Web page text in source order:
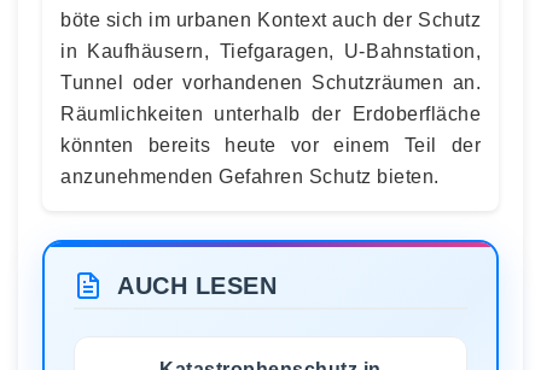
böte sich im urbanen Kontext auch der Schutz
in Kaufhäusern, Tiefgaragen, U-Bahnstation,
Tunnel oder vorhandenen Schutzräumen an.
Räumlichkeiten unterhalb der Erdoberfläche
könnten bereits heute vor einem Teil der
anzunehmenden Gefahren Schutz bieten.
AUCH LESEN